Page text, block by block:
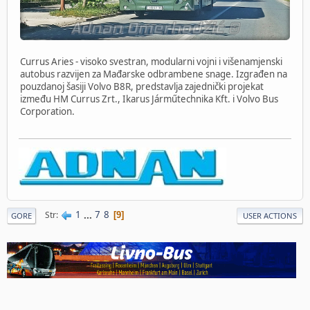
Currus Aries - visoko svestran, modularni vojni i višenamjenski
autobus razvijen za Mađarske odbrambene snage. Izgrađen na
pouzdanoj šasiji Volvo B8R, predstavlja zajednički projekat
između HM Currus Zrt., Ikarus Járműtechnika Kft. i Volvo Bus
Corporation.
GORE Str 1 ... 7 8 9 USER ACTIONS